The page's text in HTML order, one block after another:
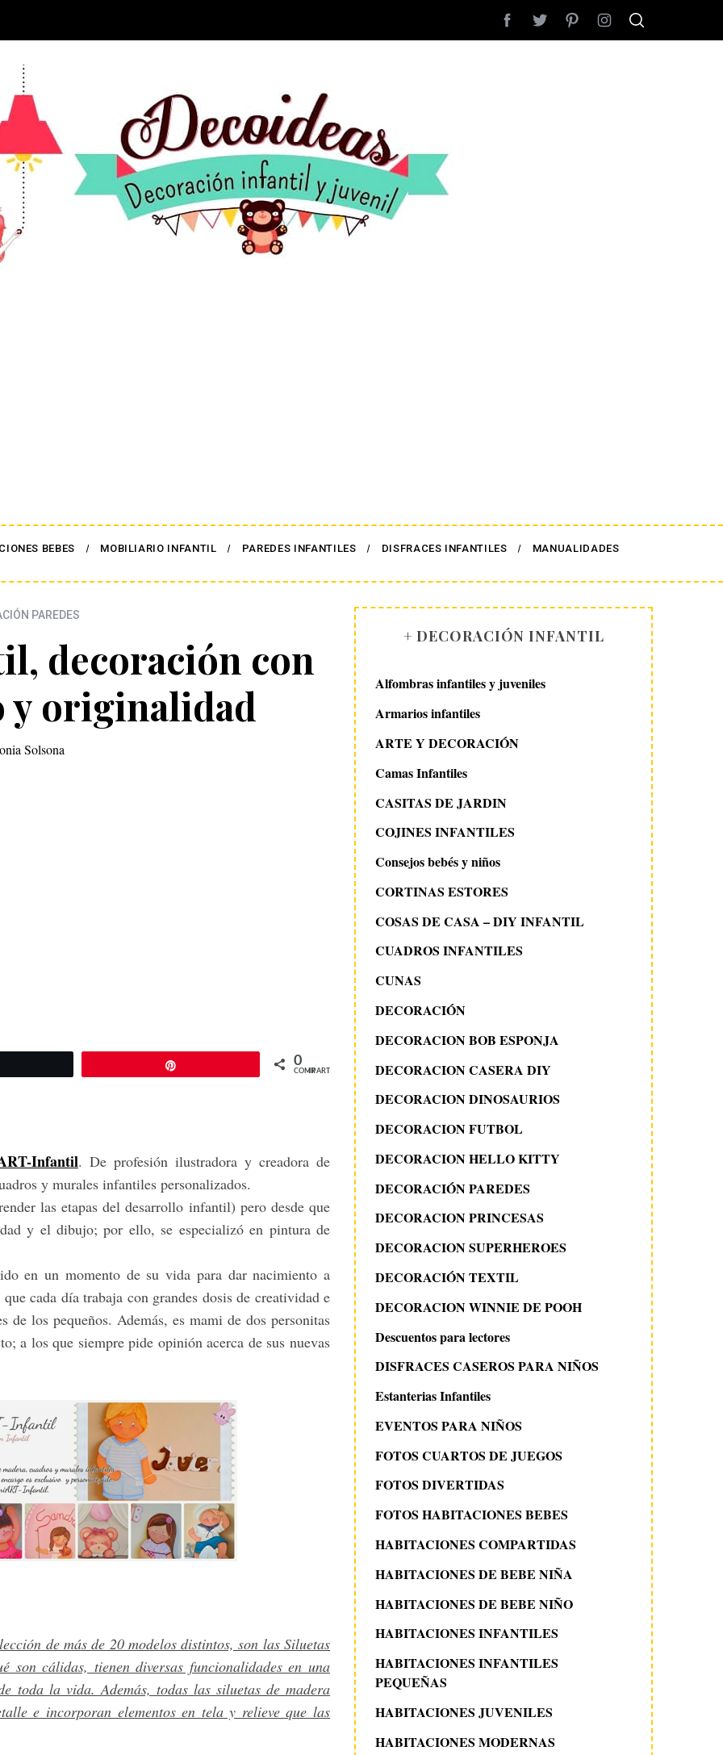
BEBES MOBILIARIO INFANTIL PAREDES INFANTILES DISFRACES INFANTILES MANUALIDADES
PAREDES
decoración con
originalidad
Solsona
0
COMPARTIR
Infantil. De profesión ilustradora y creadora de
y murales infantiles personalizados.
las etapas del desarrollo infantil) pero desde que
y el dibujo; por ello, se especializó en pintura de
en un momento de su vida para dar nacimiento a
cada día trabaja con grandes dosis de creatividad e
los pequeños. Además, es mami de dos personitas
a los que siempre pide opinión acerca de sus nuevas
de más de 20 modelos distintos, son las Siluetas
son cálidas, tienen diversas funcionalidades en una
toda la vida. Además, todas las siluetas de madera
e incorporan elementos en tela y relieve que las
+ DECORACIÓN INFANTIL
Alfombras infantiles y juveniles
Armarios infantiles
ARTE Y DECORACIÓN
Camas Infantiles
CASITAS DE JARDIN
COJINES INFANTILES
Consejos bebés y niños
CORTINAS ESTORES
COSAS DE CASA – DIY INFANTIL
CUADROS INFANTILES
CUNAS
DECORACIÓN
DECORACION BOB ESPONJA
DECORACION CASERA DIY
DECORACION DINOSAURIOS
DECORACION FUTBOL
DECORACION HELLO KITTY
DECORACIÓN PAREDES
DECORACION PRINCESAS
DECORACION SUPERHEROES
DECORACIÓN TEXTIL
DECORACION WINNIE DE POOH
Descuentos para lectores
DISFRACES CASEROS PARA NIÑOS
Estanterias Infantiles
EVENTOS PARA NIÑOS
FOTOS CUARTOS DE JUEGOS
FOTOS DIVERTIDAS
FOTOS HABITACIONES BEBES
HABITACIONES COMPARTIDAS
HABITACIONES DE BEBE NIÑA
HABITACIONES DE BEBE NIÑO
HABITACIONES INFANTILES
HABITACIONES INFANTILES
PEQUEÑAS
HABITACIONES JUVENILES
HABITACIONES MODERNAS